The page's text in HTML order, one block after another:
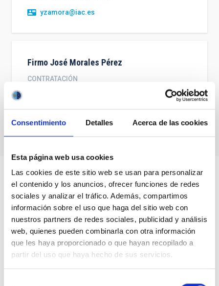
Consentimiento Detalles Acerca de las cookies
Esta página web usa cookies
Las cookies de este sitio web se usan para personalizar
el contenido y los anuncios, ofrecer funciones de redes
sociales y analizar el tráfico. Además, compartimos
información sobre el uso que haga del sitio web con
nuestros partners de redes sociales, publicidad y análisis
web, quienes pueden combinarla con otra información
que les haya proporcionado o que hayan recopilado a
partir del uso que haya hecho de sus servicios.
yzamora@iac.es
Firmo José Morales Pérez
CONTRATACIÓN